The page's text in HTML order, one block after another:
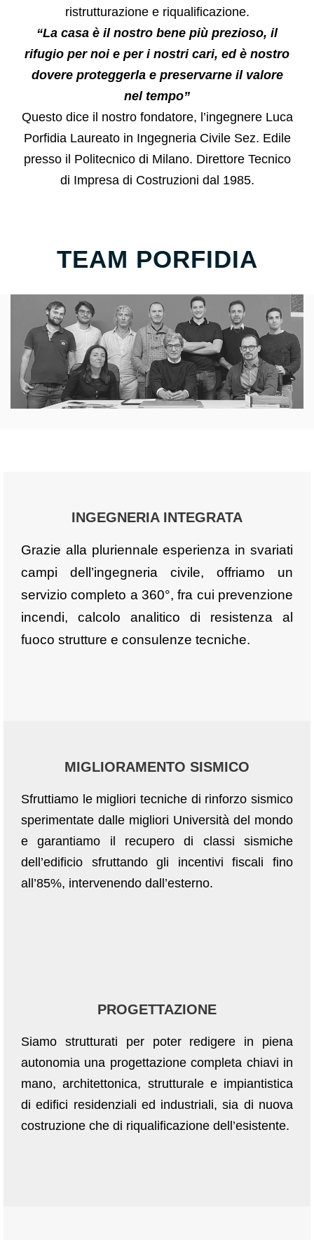
ristrutturazione e riqualificazione.
“La casa è il nostro bene più prezioso, il
rifugio per noi e per i nostri cari, ed è nostro
dovere proteggerla e preservarne il valore
nel tempo”
Questo dice il nostro fondatore, l’ingegnere Luca
Porfidia Laureato in Ingegneria Civile Sez. Edile
presso il Politecnico di Milano. Direttore Tecnico
di Impresa di Costruzioni dal 1985.
TEAM PORFIDIA
INGEGNERIA INTEGRATA
Grazie alla pluriennale esperienza in svariati
campi dell’ingegneria civile, offriamo un
servizio completo a 360°, fra cui prevenzione
incendi, calcolo analitico di resistenza al
fuoco strutture e consulenze tecniche.
MIGLIORAMENTO SISMICO
Sfruttiamo le migliori tecniche di rinforzo sismico
sperimentate dalle migliori Università del mondo
e garantiamo il recupero di classi sismiche
dell’edificio sfruttando gli incentivi fiscali fino
all’85%, intervenendo dall’esterno.
PROGETTAZIONE
Siamo strutturati per poter redigere in piena
autonomia una progettazione completa chiavi in
mano, architettonica, strutturale e impiantistica
di edifici residenziali ed industriali, sia di nuova
costruzione che di riqualificazione dell’esistente.